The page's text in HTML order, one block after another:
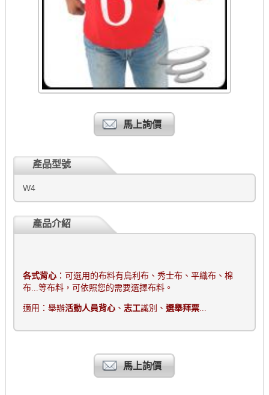
馬上詢價
產品型號
W4
產品介紹
各式背心：可選用的布料有烏利布、秀士布、平織布、棉
布...等布料，可依照您的需要選擇布料。
適用：舉辦活動人員背心、 志工識別、 選舉拜票...
馬上詢價